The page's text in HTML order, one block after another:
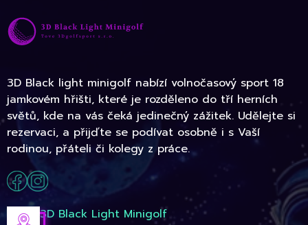
3D Black light minigolf nabízí volnočasový sport 18
jamkovém hřišti, které je rozděleno do tří herních
světů, kde na vás čeká jedinečný zážitek. Udělejte si
rezervaci, a přijďte se podívat osobně i s Vaší
rodinou, přáteli či kolegy z práce.
3D Black Light Minigolf